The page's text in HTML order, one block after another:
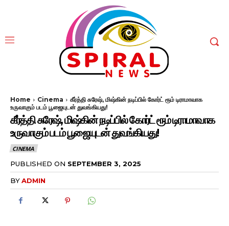
Home Cinema
கீர்த்தி சுரேஷ், மிஷ்கின் நடிப்பில் கோர்ட் ரூம் டிராமாவாக
உருவாகும் படம் பூஜையுடன் துவங்கியது!
கீர்த்தி சுரேஷ், மிஷ்கின் நடிப்பில் கோர்ட் ரூம் டிராமாவாக
உருவாகும் படம் பூஜையுடன் துவங்கியது!
CINEMA
PUBLISHED ON SEPTEMBER 3, 2025
BYADMIN